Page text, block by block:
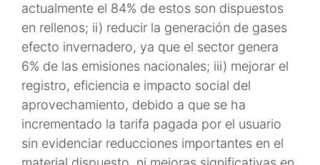
actualmente el 84% de estos son dispuestos
en rellenos; ii) reducir la generación de gases
efecto invernadero, ya que el sector genera
6% de las emisiones nacionales; iii) mejorar el
registro, eficiencia e impacto social del
aprovechamiento, debido a que se ha
incrementado la tarifa pagada por el usuario
sin evidenciar reducciones importantes en el